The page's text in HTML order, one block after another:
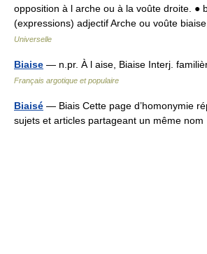
opposition à l arche ou à la voûte droite. ●
(expressions) adjectif Arche ou voûte
Universelle
Biaise — n.pr. À l aise, Biaise Interj.
Français argotique et populaire
Biaisé — Biais Cette page d’homonymie
sujets et articles partageant un même